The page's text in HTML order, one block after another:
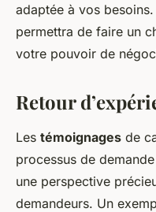
adaptée à vos
permettra de faire un
votre pouvoir de
Retour
Les témoignages de
processus de
une perspective
demandeurs. Un